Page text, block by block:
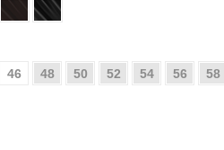
46 48 50 52 54 56
58